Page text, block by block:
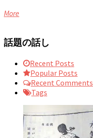
More
話題の話し
Recent Posts
Popular Posts
Recent Comments
Tags